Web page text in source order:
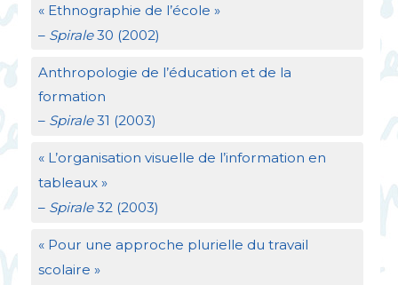
« Ethnographie de l’école »
– Spirale30 (2002)
Anthropologie de l’éducation et de la
formation
– Spirale31 (2003)
« L’organisation visuelle de l’information en
tableaux »
– Spirale32 (2003)
« Pour une approche plurielle du travail
scolaire »